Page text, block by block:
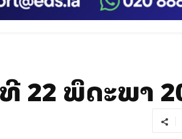
22 ພຶດສະພາ